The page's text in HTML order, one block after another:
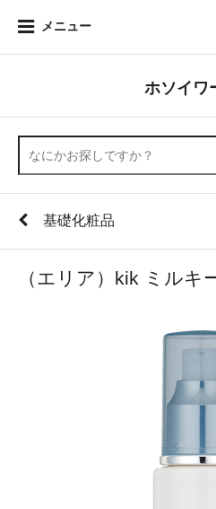
メニュー
ホソイワ
基礎化粧品
（エリア）kik ミルキ